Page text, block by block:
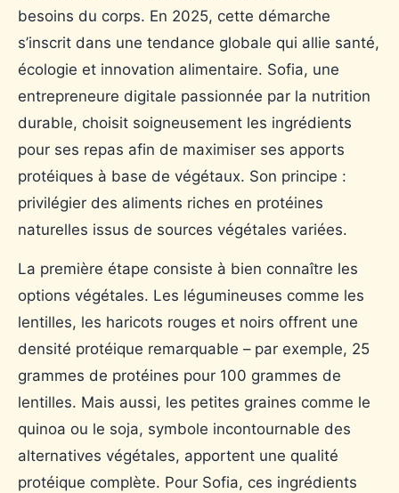
besoins du corps. En 2025, cette démarche
s’inscrit dans une tendance globale qui allie santé,
écologie et innovation alimentaire. Sofia, une
entrepreneure digitale passionnée par la nutrition
durable, choisit soigneusement les ingrédients
pour ses repas afin de maximiser ses apports
protéiques à base de végétaux. Son principe :
privilégier des aliments riches en protéines
naturelles issus de sources végétales variées.
La première étape consiste à bien connaître les
options végétales. Les légumineuses comme les
lentilles, les haricots rouges et noirs offrent une
densité protéique remarquable – par exemple, 25
grammes de protéines pour 100 grammes de
lentilles. Mais aussi, les petites graines comme le
quinoa ou le soja, symbole incontournable des
alternatives végétales, apportent une qualité
protéique complète. Pour Sofia, ces ingrédients